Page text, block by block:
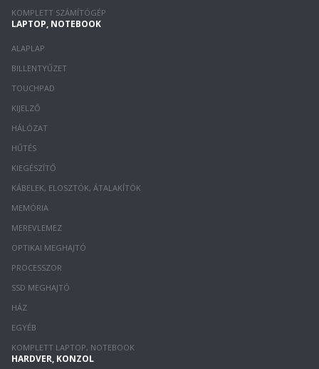
KOMPLETT SZÁMÍTÓGÉP
LAPTOP, NOTEBOOK
ALAPLAP
BILLENTYŰZET
TOUCHPAD
KIJELZŐ
HÁLÓZAT
HŰTÉS
KIEGÉSZÍTŐ
KÁBELEK, ELOSZTÓK, ÁTALAKÍTÓK
MEMÓRIA
MEREVLEMEZ
OPTIKAI MEGHAJTÓ
PROCESSZOR
SSD MEGHAJTÓ
HÁZ
EGYÉB
KOMPLETT LAPTOP, NOTEBOOK
HARDVER, KONZOL